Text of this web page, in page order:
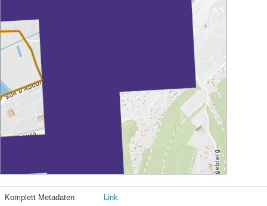
Komplett Metadaten Link